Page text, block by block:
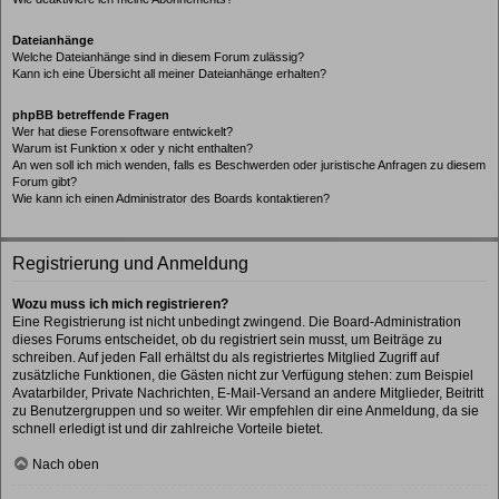
Dateianhänge
Welche Dateianhänge sind in diesem Forum zulässig?
Kann ich eine Übersicht all meiner Dateianhänge erhalten?
phpBB betreffende Fragen
Wer hat diese Forensoftware entwickelt?
Warum ist Funktion x oder y nicht enthalten?
An wen soll ich mich wenden, falls es Beschwerden oder juristische Anfragen zu diesem
Forum gibt?
Wie kann ich einen Administrator des Boards kontaktieren?
Registrierung und Anmeldung
Wozu muss ich mich registrieren?
Eine Registrierung ist nicht unbedingt zwingend. Die Board-Administration
dieses Forums entscheidet, ob du registriert sein musst, um Beiträge zu
schreiben. Auf jeden Fall erhältst du als registriertes Mitglied Zugriff auf
zusätzliche Funktionen, die Gästen nicht zur Verfügung stehen: zum Beispiel
Avatarbilder, Private Nachrichten, E-Mail-Versand an andere Mitglieder, Beitritt
zu Benutzergruppen und so weiter. Wir empfehlen dir eine Anmeldung, da sie
schnell erledigt ist und dir zahlreiche Vorteile bietet.
Nach oben